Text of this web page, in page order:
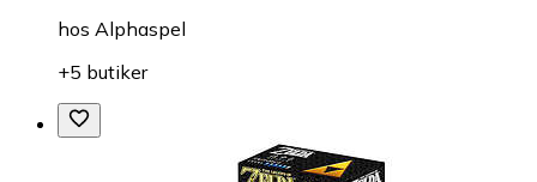
hos Alphaspel
+5 butiker